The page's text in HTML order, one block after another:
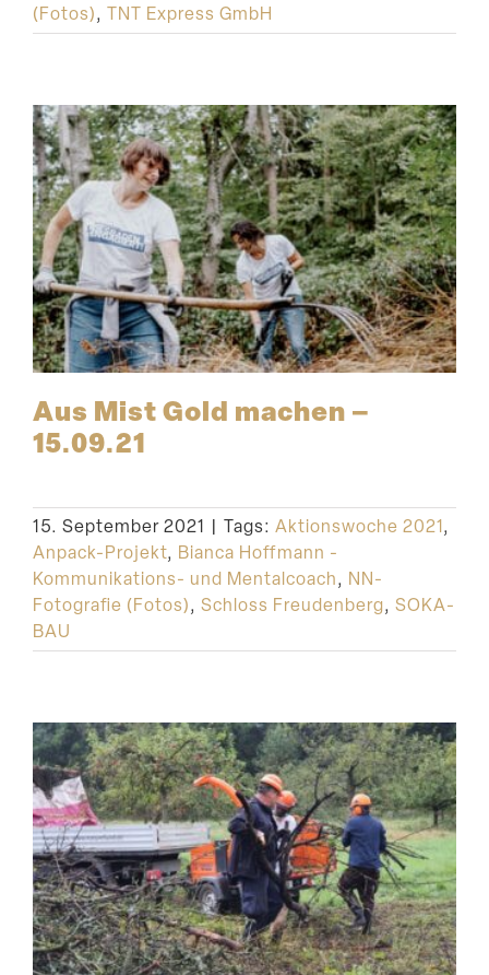
(Fotos), TNT Express GmbH
Aus Mist Gold machen –
15.09.21
15. September 2021 | Tags: Aktionswoche 2021,
Anpack-Projekt, Bianca Hoffmann -
Kommunikations- und Mentalcoach, NN-
Fotografie (Fotos), Schloss Freudenberg, SOKA-
BAU